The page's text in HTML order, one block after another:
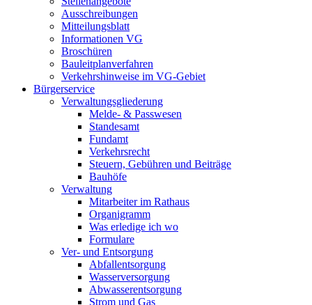
Ausschreibungen
Mitteilungsblatt
Informationen VG
Broschüren
Bauleitplanverfahren
Verkehrshinweise im VG-Gebiet
Bürgerservice
Verwaltungsgliederung
Melde- & Passwesen
Standesamt
Fundamt
Verkehrsrecht
Steuern, Gebühren und Beiträge
Bauhöfe
Verwaltung
Mitarbeiter im Rathaus
Organigramm
Was erledige ich wo
Formulare
Ver- und Entsorgung
Abfallentsorgung
Wasserversorgung
Abwasserentsorgung
Strom und Gas